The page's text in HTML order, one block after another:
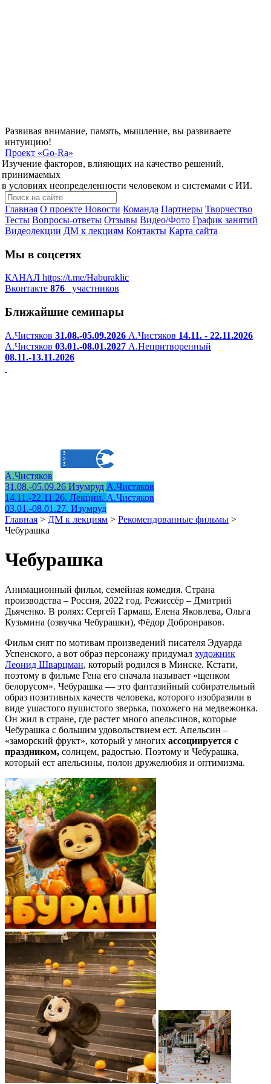
Развивая внимание, память, мышление, вы развиваете
интуицию!
Проект «Go-Ra»
Изучение факторов, влияющих на качество решений,
принимаемых
в условиях неопределенности человеком и системами с ИИ.
Главная О проекте Новости Команда Партнеры Творчество
Тесты Вопросы-ответы Отзывы Видео/Фото График занятий
Видеолекции ДМ к лекциям Контакты Карта сайта
Мы в соцсетях
КАНАЛ https://t.me/Haburaklic
Вконтакте 876 участников
Ближайшие семинары
А.Чистяков 31.08.-05.09.2026 А.Чистяков 14.11. - 22.11.2026
А.Чистяков 03.01.-08.01.2027 А.Непритворенный
08.11.-13.11.2026
А.Чистяков
31.08.-05.09.26 Изумруд А.Чистяков
14.11.-22.11.26. Лекции. А.Чистяков
03.01.-08.01.27. Изумруд
Главная > ДМ к лекциям > Рекомендованные фильмы >
Чебурашка
Чебурашка
Анимационный фильм, семейная комедия. Страна
производства – Россия, 2022 год. Режиссёр – Дмитрий
Дьяченко. В ролях: Сергей Гармаш, Елена Яковлева, Ольга
Кузьмина (озвучка Чебурашки), Фёдор Добронравов.
Фильм снят по мотивам произведений писателя Эдуарда
Успенского, а вот образ персонажу придумал художник
Леонид Шварцман, который родился в Минске. Кстати,
поэтому в фильме Гена его сначала называет «щенком
белорусом». Чебурашка — это фантазийный собирательный
образ позитивных качеств человека, которого изобразили в
виде ушастого пушистого зверька, похожего на медвежонка.
Он жил в стране, где растет много апельсинов, которые
Чебурашка с большим удовольствием ест. Апельсин –
«заморский фрукт», который у многих ассоциируется с
праздником, солнцем, радостью. Поэтому и Чебурашка,
который ест апельсины, полон дружелюбия и оптимизма.